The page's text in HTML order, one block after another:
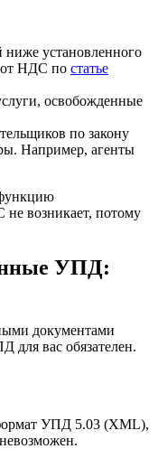
установленного
от НДС по статье
освобожденные
по закону
Например, агенты
не возникает, потому
УПД:
документами
для вас обязателен.
УПД 5.03 (XML),